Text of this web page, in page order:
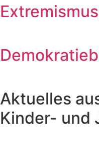
Aktuelles
Kinder- und